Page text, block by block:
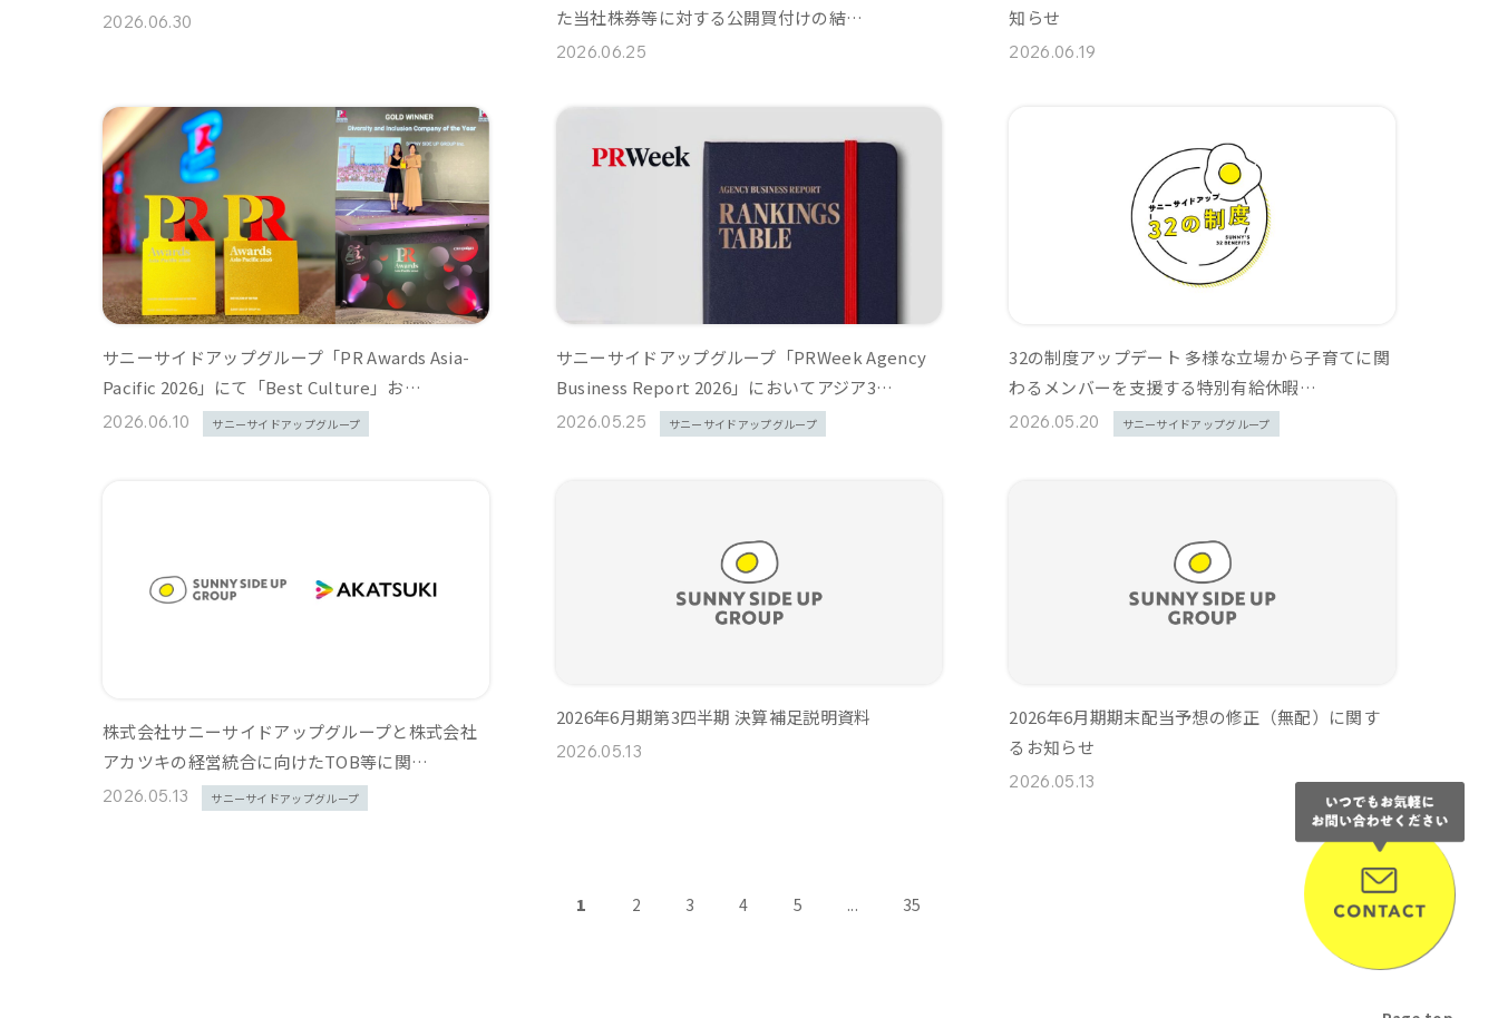
2026.06.30
た当社株券等に対する公開買付けの結…
2026.06.25
知らせ
2026.06.19
サニーサイドアップグループ「PR Awards Asia-
Pacific 2026」にて「Best Culture」お…
2026.06.10 サニーサイドアップグループ
サニーサイドアップグループ「PRWeek Agency
Business Report 2026」においてアジア3…
2026.05.25 サニーサイドアップグループ
32の制度アップデート 多様な立場から子育てに関
わるメンバーを支援する特別有給休暇…
2026.05.20 サニーサイドアップグループ
株式会社サニーサイドアップグループと株式会社
アカツキの経営統合に向けたTOB等に関…
2026.05.13 サニーサイドアップグループ
2026年6月期第3四半期 決算補足説明資料
2026.05.13
2026年6月期期末配当予想の修正（無配）に関す
るお知らせ
2026.05.13
1 2 3 4 5 ... NEXT
35